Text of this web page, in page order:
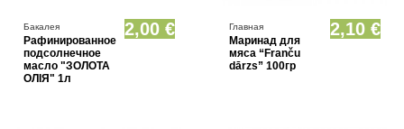
Бакалея
Рафинированное
подсолнечное
масло "ЗОЛОТА
ОЛIЯ" 1л
2,00 € Главная
Маринад для
мяса “Franču
dārzs” 100гр
2,10 €